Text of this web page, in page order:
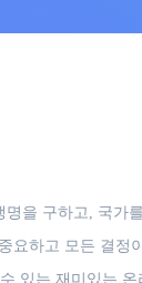
을 구하고, 국가
요하고 모든 결정
있는 재미있는